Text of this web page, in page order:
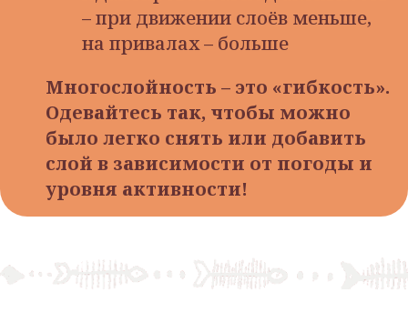
– при движении слоёв меньше,
на привалах – больше
Многослойность – это «гибкость».
Одевайтесь так, чтобы можно
было легко снять или добавить
слой в зависимости от погоды и
уровня активности!